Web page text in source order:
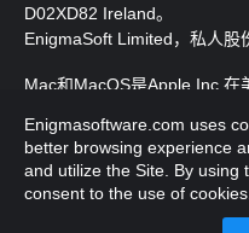
D02XD82 Ireland。
EnigmaSoft Limited，私人股
Mac和MacOS是Apple Inc.在
版权所有2016-2025。
Enigmasoftware.com uses
better browsing experience
and utilize the Site. By using
consent to the use of cookies.